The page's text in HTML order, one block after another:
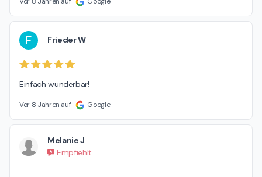
F Frieder W
Einfach wunderbar!
Vor 8 Jahren auf Google
Melanie J
Empfiehlt